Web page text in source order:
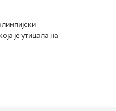
је утицала на